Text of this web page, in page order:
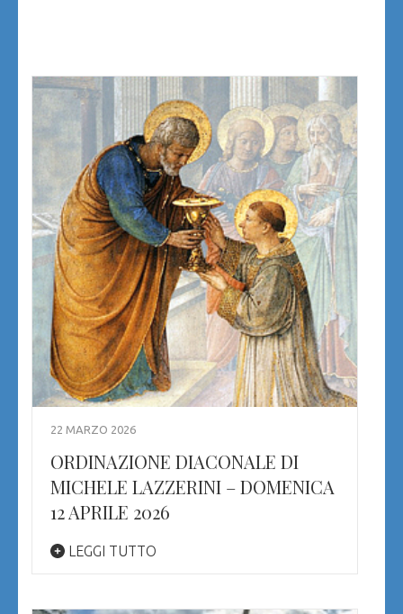
22 MARZO 2026
ORDINAZIONE DIACONALE DI
MICHELE LAZZERINI – DOMENICA
12 APRILE 2026
LEGGI TUTTO